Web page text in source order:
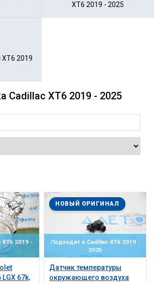
XT6 2019 - 2025
XT6 2019
Cadillac XT6 2019 - 2025
2019 -
67k,
Подходит к Cadillac XT6 2019 -
2025
Датчик температуры
окружающего воздуха
НОВЫЙ ОРИГИНАЛ